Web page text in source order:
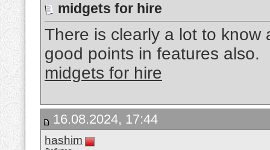
midgets for hire
There is clearly a lot to
good points in features also.
midgets for hire
16.08.2024, 17:44
hashim